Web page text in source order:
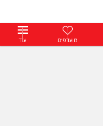
פרימיוםמועדפים עוד